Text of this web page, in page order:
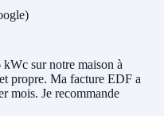
sur notre maison à
propre. Ma facture EDF a
mois. Je recommande